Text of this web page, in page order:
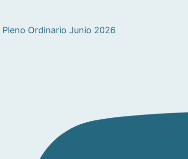
Pleno Ordinario Junio 2026